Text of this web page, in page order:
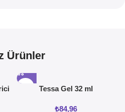
Ürünler
Tessa Gel 32 ml
₺84,96